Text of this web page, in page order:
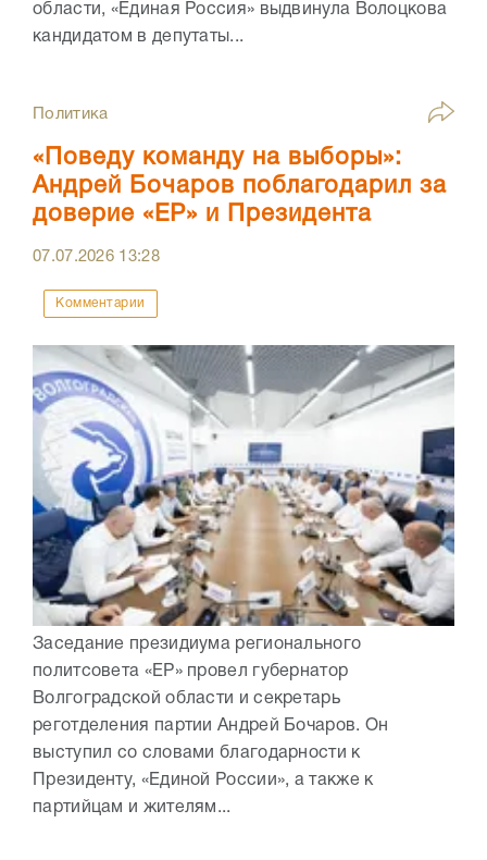
области, «Единая Россия» выдвинула Волоцкова
кандидатом в депутаты...
Политика
«Поведу команду на выборы»:
Андрей Бочаров поблагодарил за
доверие «ЕР» и Президента
07.07.2026 13:28
Комментарии
Заседание президиума регионального
политсовета «ЕР» провел губернатор
Волгоградской области и секретарь
реготделения партии Андрей Бочаров. Он
выступил со словами благодарности к
Президенту, «Единой России», а также к
партийцам и жителям...